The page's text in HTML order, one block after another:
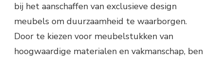
bij het aanschaffen van exclusieve design
meubels om duurzaamheid te waarborgen.
Door te kiezen voor meubelstukken van
hoogwaardige materialen en vakmanschap, ben